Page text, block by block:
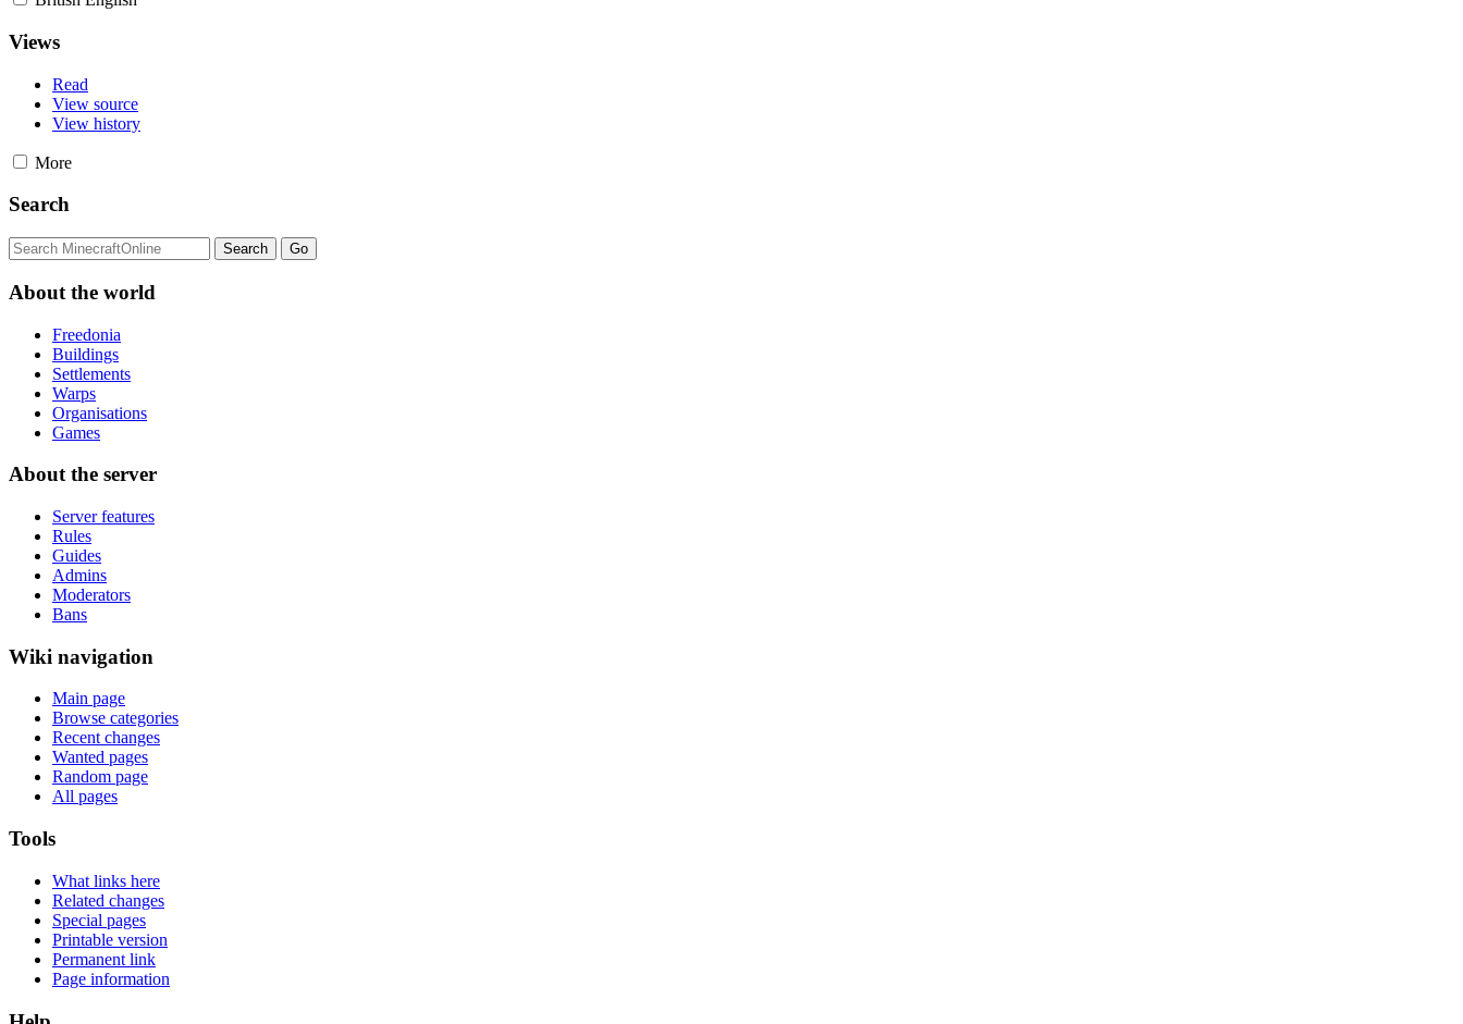
Views
Read
View source
View history
More
Search
About the world
Freedonia
Buildings
Settlements
Warps
Organisations
Games
About the server
Server features
Rules
Guides
Admins
Moderators
Bans
Wiki navigation
Main page
Browse categories
Recent changes
Wanted pages
Random page
All pages
Tools
What links here
Related changes
Special pages
Printable version
Permanent link
Page information